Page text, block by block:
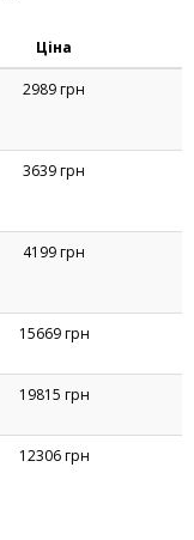
Ціна
2989 грн
3639 грн
4199 грн
15669 грн
19815 грн
12306 грн